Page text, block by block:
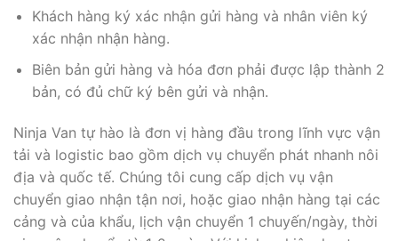
Khách hàng ký xác nhận gửi hàng và nhân viên ký
xác nhận nhận hàng.
Biên bản gửi hàng và hóa đơn phải được lập thành 2
bản, có đủ chữ ký bên gửi và nhận.
Ninja Van tự hào là đơn vị hàng đầu trong lĩnh vực vận
tải và logistic bao gồm dịch vụ chuyển phát nhanh nôi
địa và quốc tế. Chúng tôi cung cấp dịch vụ vận
chuyển giao nhận tận nơi, hoặc giao nhận hàng tại các
cảng và của khẩu, lịch vận chuyển 1 chuyến/ngày, thời